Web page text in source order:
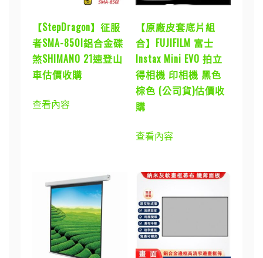
【StepDragon】征服
者SMA-850I鋁合金碟
煞SHIMANO 21速登山
車估價收購
查看內容
【原廠皮套底片組
合】FUJIFILM 富士
Instax Mini EVO 拍立
得相機 印相機 黑色
棕色 (公司貨)估價收
購
查看內容